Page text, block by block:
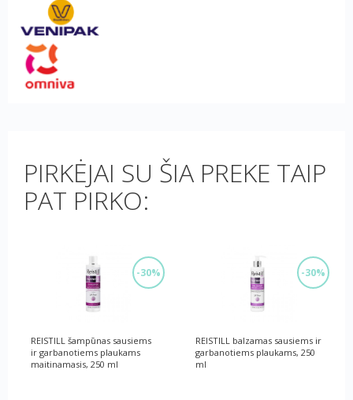
PIRKĖJAI SU ŠIA PREKE TAIP
PAT PIRKO:
-30%
REISTILL šampūnas sausiems
ir garbanotiems plaukams
maitinamasis, 250 ml
-30%
REISTILL balzamas sausiems ir
garbanotiems plaukams, 250
ml